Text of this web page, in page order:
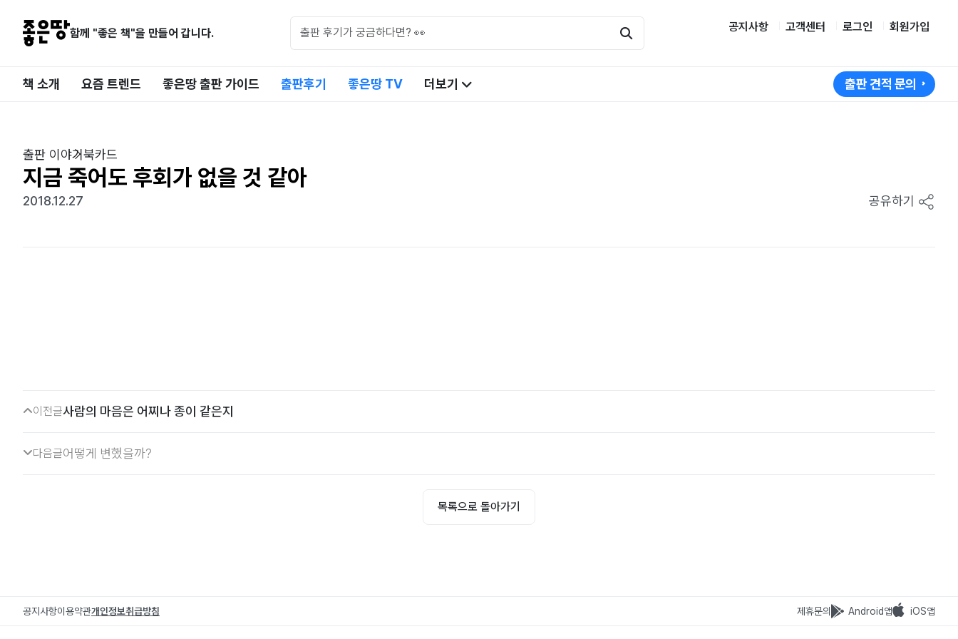
함께 "좋은 책"을 만들어 갑니다. 공지사항 고객센터 로그인 회원가입
책 소개 요즘 트렌드 좋은땅 출판 가이드 출판후기 좋은땅 TV 더보기 출판 견적 문의
출판 이야기북카드
지금 죽어도 후회가 없을 것 같아
2018.12.27 공유하기
이전글사람의 마음은 어찌나 종이 같은지
다음글어떻게 변했을까?
목록으로 돌아가기
공지사항이용약관개인정보취급방침 제휴문의 Android앱 iOS앱